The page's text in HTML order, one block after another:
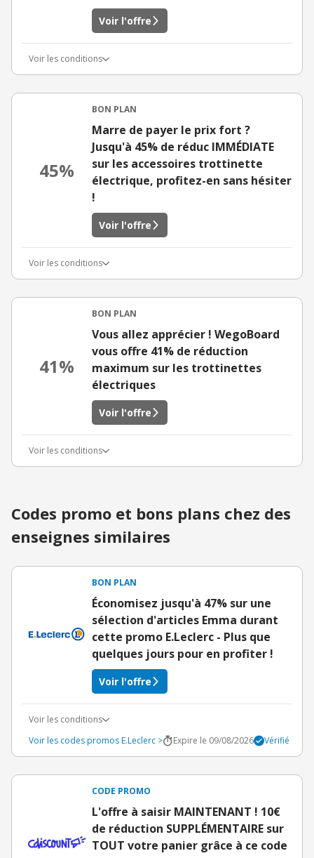
Voir l'offre
Voir les conditions
45%
BON PLAN
Marre de payer le prix fort ?
Jusqu'à 45% de réduc IMMÉDIATE
sur les accessoires trottinette
électrique, profitez-en sans hésiter
!
Voir l'offre
Voir les conditions
41%
BON PLAN
Vous allez apprécier ! WegoBoard
vous offre 41% de réduction
maximum sur les trottinettes
électriques
Voir l'offre
Voir les conditions
Codes promo et bons plans chez des
enseignes similaires
BON PLAN
Économisez jusqu'à 47% sur une
sélection d'articles Emma durant
cette promo E.Leclerc - Plus que
quelques jours pour en profiter !
Voir l'offre
Voir les conditions
Voir les codes promos E.Leclerc >
Expire le 09/08/2026 Vérifié
CODE PROMO
L'offre à saisir MAINTENANT ! 10€
de réduction SUPPLÉMENTAIRE sur
TOUT votre panier grâce à ce code